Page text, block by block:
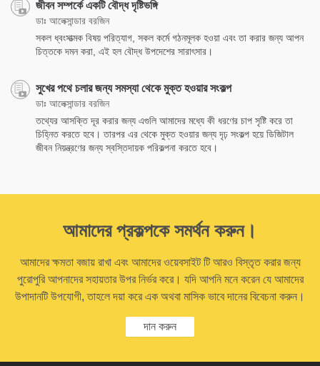
জীবন সম্পর্কে একটি বৌদ্ধ দৃষ্টিভঙ্গি
ডাঃ আলেক্সান্ডার বরজিন
সকল ধ্বংসাত্মক বিষয় পরিত্যাগ, সকল কর্মে গঠনমূলক হওয়া এবং তা করার জন্য আপন
চিত্তকে দমন করা, এই হল বৌদ্ধ উপদেশের সারাৎসার।
সুখের পথে চলার জন্য সমস্যা থেকে মুক্ত হওয়ার সংকল্প
ডাঃ আলেক্সান্ডার বরজিন
তথ্যের আসক্তি দূর করার জন্য এগুলি আমাদের মধ্যে কী ধরণের চাপ সৃষ্টি করে তা
চিহ্নিত করতে হবে। তারপর এর থেকে মুক্ত হওয়ার জন্য দৃঢ় সংকল্প হয়ে ডিজিটাল
জীবন নিয়ন্ত্রণের জন্য স্বস্তিদায়ক পরিকল্পনা করতে হবে।
আমাদের প্রকল্পকে সমর্থন করুন।
আমাদের ক্ষমতা বজায় রাখা এবং আমাদের ওয়েবসাইট টি আরও বিস্তৃত করার জন্য
পুরোপুরি আপনাদের সহায়তার উপর নির্ভর করে। যদি আপনি মনে করেন যে আমাদের
উপাদানটি উপযোগী, তাহলে দয়া করে এক অথবা মাসিক ভাবে দানের বিবেচনা করুন।
দান করুন